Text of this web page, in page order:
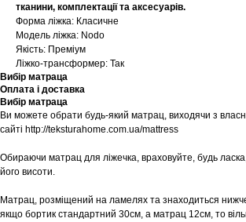
тканини, комплектації та аксесуарів.
Форма ліжка: Класичне
Модель ліжка: Nodo
Якість: Преміум
Ліжко-трансформер: Так
Вибір матраца
Оплата і доставка
Вибір матраца
Ви можете обрати будь-який матрац, виходячи з
сайті http://teksturahome.com.ua/mattress
Обираючи матрац для ліжечка, враховуйте, будь
його висоти.
Матрац, розміщений на ламелях та знаходиться
якщо бортик стандартний 30см, а матрац 12см, то